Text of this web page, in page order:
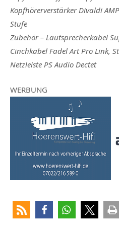
Kopfhörerverstärker Divaldi
Stufe
Zubehör – Lautsprecherkabel
Cinchkabel Fadel Art Pro Link,
Netzleiste PS Audio Dectet
WERBUNG